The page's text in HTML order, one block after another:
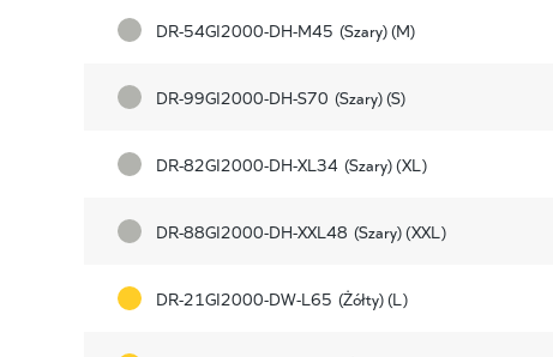
DR-54GI2000-DH-M45 (Szary) (M)
DR-99GI2000-DH-S70 (Szary) (S)
DR-82GI2000-DH-XL34 (Szary) (XL)
DR-88GI2000-DH-XXL48 (Szary) (XXL)
DR-21GI2000-DW-L65 (Żółty) (L)